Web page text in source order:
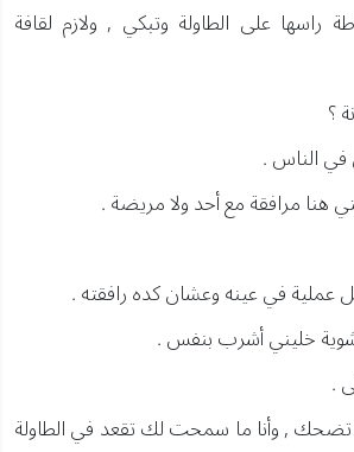
على الطاولة وتبكي , ولازم لقافة
؟
في الناس .
مرافقة مع أحد ولا مريضة .
عملية في عينه وعشان كده رافقته .
شوية خليني أشرب بنفس .
.
تضحك , وأنا ما سمحت لك تقعد في الطاولة